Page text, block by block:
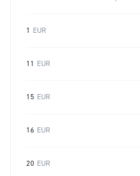
1 EUR
11 EUR
15 EUR
16 EUR
20 EUR